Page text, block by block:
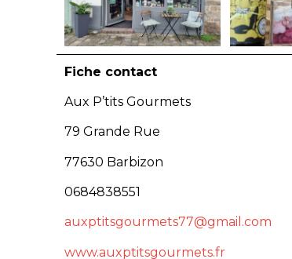
Fiche contact
Aux P’tits Gourmets
79 Grande Rue
77630 Barbizon
0684838551
auxptitsgourmets77@gmail.com
www.auxptitsgourmets.fr